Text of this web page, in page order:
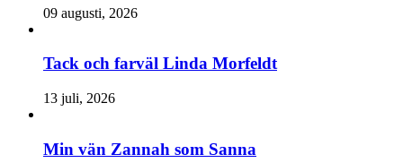
09 augusti, 2026
Tack och farväl Linda Morfeldt
13 juli, 2026
Min vän Zannah som Sanna